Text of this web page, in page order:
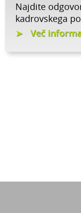
Najdite
kadrovskega
Več